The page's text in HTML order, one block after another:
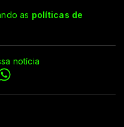
as políticas de
notícia